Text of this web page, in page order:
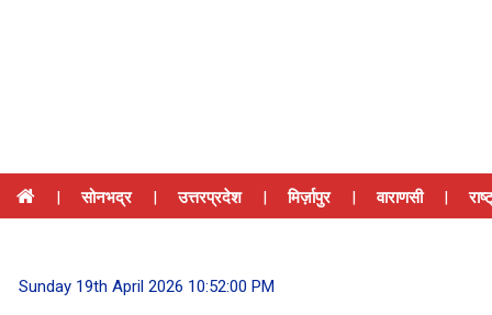
| सोनभद्र | उत्तरप्रदेश | मिर्ज़ापुर | वाराणसी |
Sunday 19th April 2026 10:52:00 PM